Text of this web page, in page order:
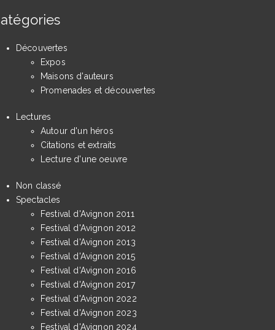
Découvertes
Expos
Maisons d'auteurs
Promenades et découvertes
Lectures
Autour d'un héros
Citations et extraits
Lecture d'une oeuvre
Non classé
Spectacles
Festival d'Avignon 2011
Festival d'Avignon 2012
Festival d'Avignon 2013
Festival d'Avignon 2015
Festival d'Avignon 2016
Festival d'Avignon 2017
Festival d'Avignon 2022
Festival d'Avignon 2023
Festival d'Avignon 2024